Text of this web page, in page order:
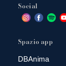
Social
Spazio app
DBAnima